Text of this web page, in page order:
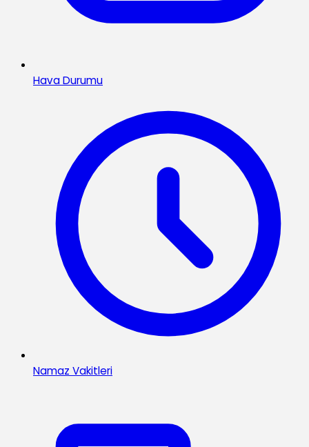
Hava Durumu
Namaz Vakitleri